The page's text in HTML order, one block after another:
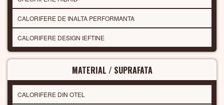
CALORIFERE DE INALTA PERFORMANTA
CALORIFERE DESIGN IEFTINE
MATERIAL / SUPRAFATA
CALORIFERE DIN OTEL